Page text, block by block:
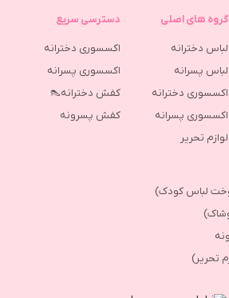
گروه های اصلی
لباس دخترانه
لباس پسرانه
اکسسوری دخترانه
اکسسوری پسرانه
لوازم تحریر
دسترسی سریع
اکسسوری دخترانه
اکسسوری پسرانه
کفش دخترانه👠
كفش پسرونه
تحریر)